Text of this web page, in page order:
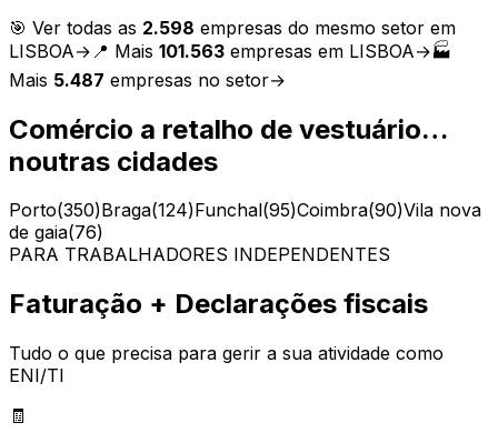
🎯 Ver todas as 2.598 empresas do mesmo setor em
LISBOA→ 📍 Mais 101.563 empresas em LISBOA→🏭
Mais 5.487 empresas no setor→
Comércio a retalho de vestuário…
noutras cidades
Porto(350)Braga(124)Funchal(95)Coimbra(90)Vila nova
de gaia(76)
PARA TRABALHADORES INDEPENDENTES
Faturação + Declarações fiscais
Tudo o que precisa para gerir a sua atividade como
ENI/TI
🧾